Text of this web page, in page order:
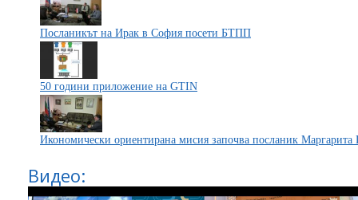
Посланикът на Ирак в София посети БТПП
50 години приложение на GTIN
Икономически ориентирана мисия започва посланик Маргарита
Видео: